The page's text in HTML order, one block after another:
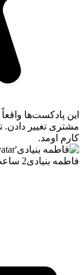
این پادکست‌ها
مشتری تغییر
کارم اومد.
فاطمه بنیادی2 ساعت پیش